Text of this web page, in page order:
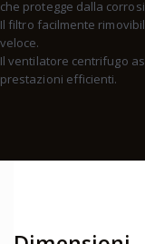
che protegge dalla
Il filtro facilmente
veloce.
Il ventilatore centrifugo
prestazioni efficienti.